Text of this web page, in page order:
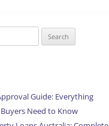
Guide: Everything
Need to Know